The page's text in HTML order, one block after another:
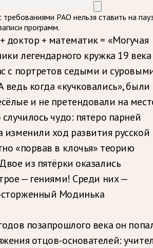
требованиями РАО нельзя ставить на
программ.
доктор + математик = «Могучая
легендарного кружка 19 века
с портретов седыми и
ведь когда «кучковались», были
и не претендовали на
чудо: пятеро парней
изменили ход развития русской
«порвав в клочья» теорию
из пятёрки оказались
— гениями! Среди них —
Модинька
позапрошлого века он
отцов-основателей: